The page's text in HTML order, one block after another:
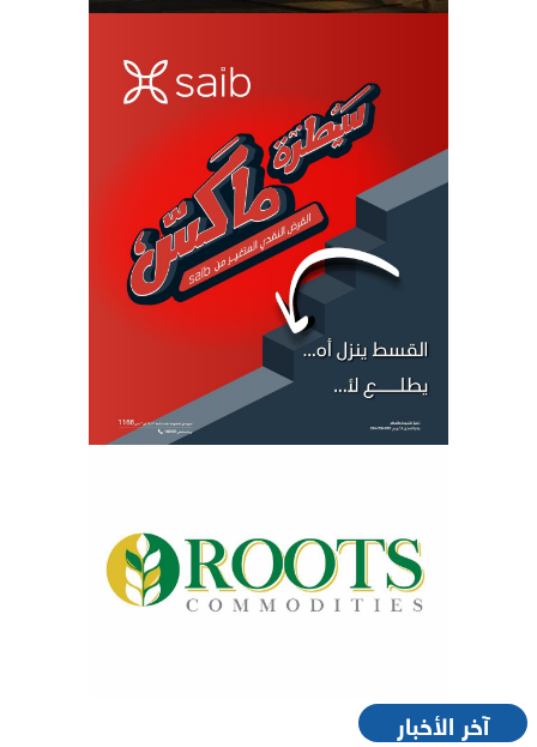
آخر الأخبار